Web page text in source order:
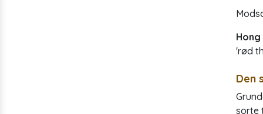
'rød
Den
sorte